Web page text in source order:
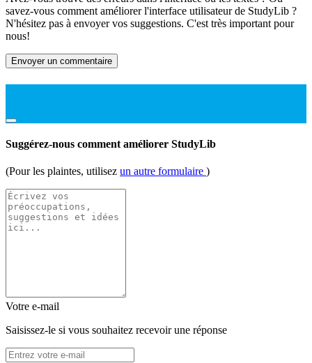
savez-vous comment améliorer l'interface utilisateur de StudyLib ?
N'hésitez pas à envoyer vos suggestions. C'est très important pour
nous!
Envoyer un commentaire
Suggérez-nous comment améliorer StudyLib
(Pour les plaintes, utilisez un autre formulaire )
Votre e-mail
Saisissez-le si vous souhaitez recevoir une réponse